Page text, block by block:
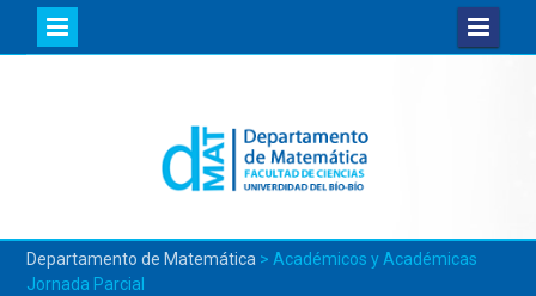
Departamento de Matemática > Académicos y Académicas
Jornada Parcial